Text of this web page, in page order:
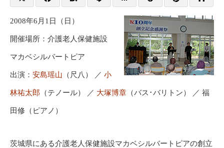
2008年6月1日（日）
開催場所：介護老人保健施設
マカベシルバートピア
出演： 安島瑶山 （尺八） ／ 小
林祐太郎 （テノール） ／ 大塚博章 （バス･バリトン） ／ 福
田修（ピアノ）
茨城県にある介護老人保健施設マカベシルバートピアの創立